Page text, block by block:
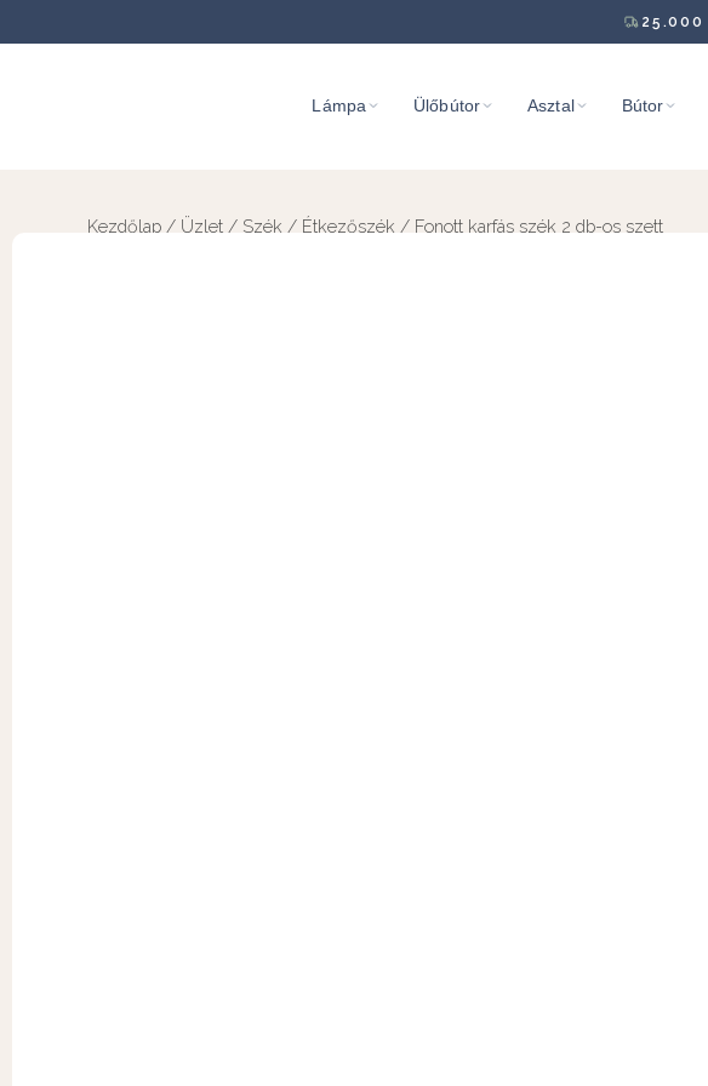
25.000
Lámpa Ülőbútor Asztal Bútor
Kezdőlap / Üzlet / Szék / Étkezőszék / Fonott karfás szék 2 db-os szett